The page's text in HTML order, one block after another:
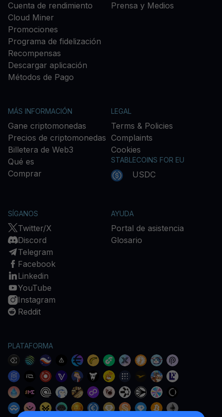
Cuenta de rendimiento
Cloud Miner
Promociones
Programa de fidelización
Recompensas
Descargar aplicación
Métodos de Pago
Prensa y Medios
MÁS INFORMACIÓN
Gane criptomonedas
Precios de criptomonedas
Billetera de Web3
Qué es
Comprar
LEGAL
Terms & Policies
Complaints
Cookies
STABLECOINS FOR EU
USDC
SÍGANOS
Twitter/X
Discord
Telegram
Facebook
Linkedin
YouTube
Instagram
Reddit
AYUDA
Portal de asistencia
Glosario
PLATAFORMA